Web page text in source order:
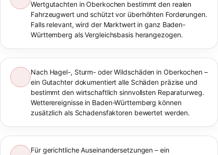
Wertgutachten in Oberkochen bestimmt den realen
Fahrzeugwert und schützt vor überhöhten Forderungen.
Falls relevant, wird der Marktwert in ganz Baden-
Württemberg als Vergleichsbasis herangezogen.
Nach Hagel-, Sturm- oder Wildschäden in Oberkochen –
ein Gutachter dokumentiert alle Schäden präzise und
bestimmt den wirtschaftlich sinnvollsten Reparaturweg.
Wetterereignisse in Baden-Württemberg können
zusätzlich als Schadensfaktoren bewertet werden.
Für gerichtliche Auseinandersetzungen – ein